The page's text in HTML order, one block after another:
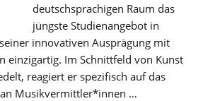
deutschsprachigen Raum das
jüngste Studienangebot in
innovativen Ausprägung mit
einzigartig. Im Schnittfeld von Kunst
reagiert er spezifisch auf das
Musikvermittler*innen …